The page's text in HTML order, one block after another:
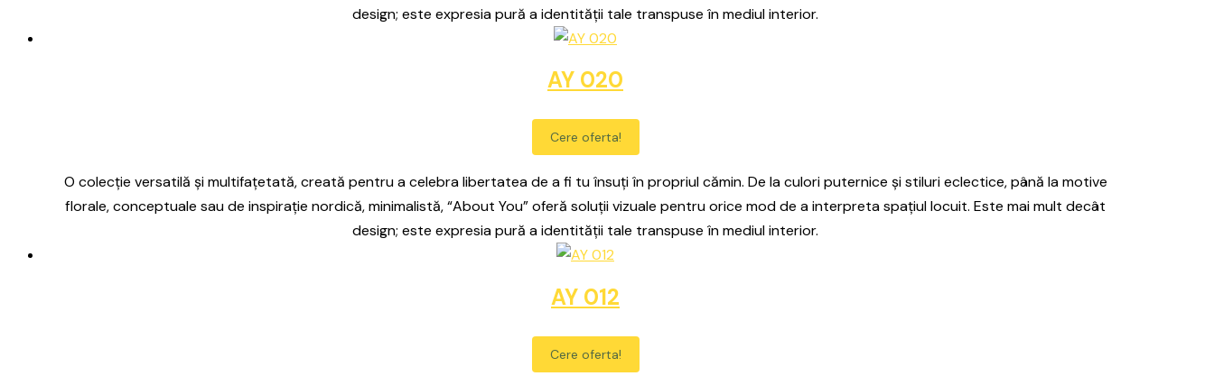
design; este expresia pură a identității tale transpuse în mediul interior.
AY 020
Cere oferta!
O colecție versatilă și multifațetată, creată pentru a celebra libertatea de a fi tu însuți în propriul cămin. De la culori puternice și stiluri eclectice, până la motive
florale, conceptuale sau de inspirație nordică, minimalistă, “About You” oferă soluții vizuale pentru orice mod de a interpreta spațiul locuit. Este mai mult decât
design; este expresia pură a identității tale transpuse în mediul interior.
AY 012
Cere oferta!